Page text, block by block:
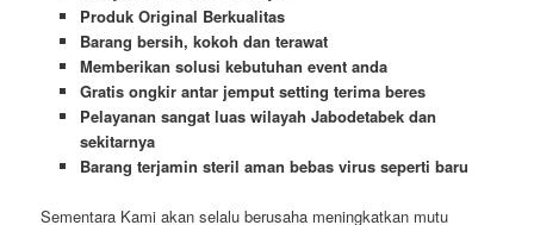
Produk Original Berkualitas
Barang bersih, kokoh dan terawat
Memberikan solusi kebutuhan event anda
Gratis ongkir antar jemput setting terima beres
Pelayanan sangat luas wilayah Jabodetabek dan
sekitarnya
Barang terjamin steril aman bebas virus seperti baru
Sementara Kami akan selalu berusaha meningkatkan mutu